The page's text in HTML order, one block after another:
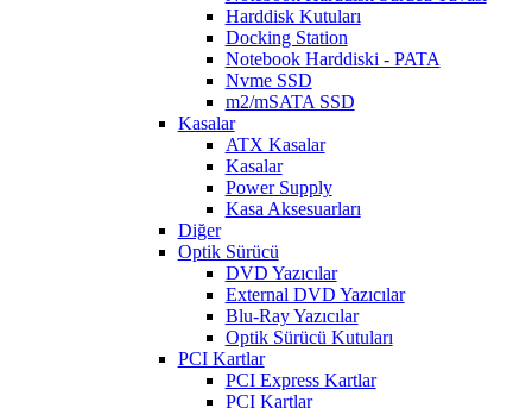
Harddisk Kutuları
Docking Station
Notebook Harddiski - PATA
Nvme SSD
m2/mSATA SSD
Kasalar
ATX Kasalar
Kasalar
Power Supply
Kasa Aksesuarları
Diğer
Optik Sürücü
DVD Yazıcılar
External DVD Yazıcılar
Blu-Ray Yazıcılar
Optik Sürücü Kutuları
PCI Kartlar
PCI Express Kartlar
PCI Kartlar